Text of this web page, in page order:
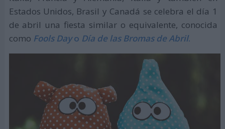
Estados Unidos, Brasil y Canadá se celebra el día 1
de abril una fiesta similar o equivalente, conocida
como Fools Dayo Día de las Bromas de Abril.